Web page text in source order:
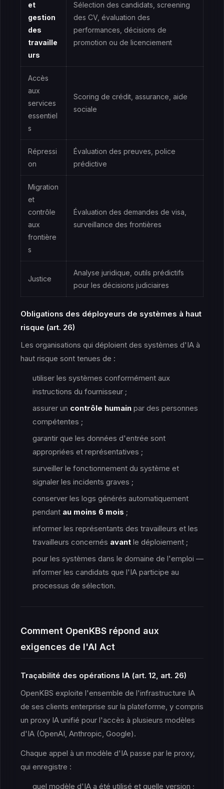
et
gestion
des
travaille
urs
Sélection des candidats, screening
des CV, évaluation des
performances, décisions de
promotion ou de licenciement
Accès
aux
services
essentiel
s
Scoring de crédit, assurance, aide
sociale
Répressi
on
Évaluation des preuves, police
prédictive
Migration
et
contrôle
aux
frontière
s
Évaluation des demandes de visa,
surveillance des frontières
Justice
Analyse juridique, outils prédictifs
pour les décisions judiciaires
Obligations des déployeurs de systèmes à haut
risque (art. 26)
Les organisations qui déploient des systèmes d'IA à
haut risque sont tenues de :
utiliser les systèmes conformément aux
instructions du fournisseur ;
assurer un contrôle humain par des personnes
compétentes ;
garantir que les données d'entrée sont
appropriées et représentatives ;
surveiller le fonctionnement du système et
signaler les incidents graves ;
conserver les logs générés automatiquement
pendant au moins 6 mois ;
informer les représentants des travailleurs et les
travailleurs concernés avant le déploiement ;
pour les systèmes dans le domaine de l'emploi —
informer les candidats que l'IA participe au
processus de sélection.
Comment OpenKBS répond aux
exigences de l'AI Act
Traçabilité des opérations IA (art. 12, art. 26)
OpenKBS exploite l'ensemble de l'infrastructure IA
de ses clients enterprise sur la plateforme, y compris
un proxy IA unifié pour l'accès à plusieurs modèles
d'IA (OpenAI, Anthropic, Google).
Chaque appel à un modèle d'IA passe par le proxy,
qui enregistre :
quel modèle d'IA a été utilisé et quelle version ;